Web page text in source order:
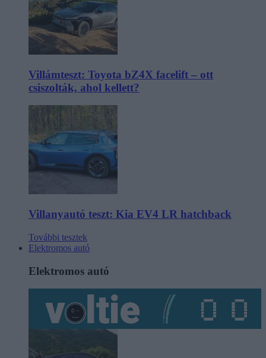
Villámteszt: Toyota bZ4X facelift – ott
csiszolták, ahol kellett?
Villanyautó teszt: Kia EV4 LR hatchback
További tesztek
Elektromos autó
Elektromos autó